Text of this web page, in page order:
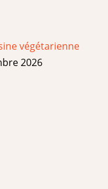
végétarienne
2026